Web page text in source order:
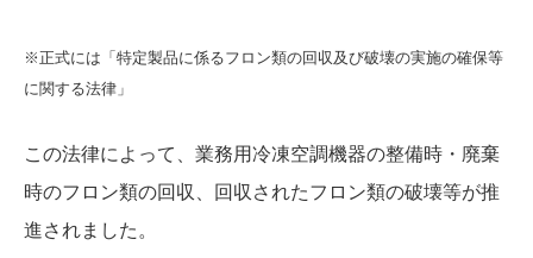
※正式には「特定製品に係るフロン類の回収及び破壊の実施の確保等
に関する法律」
この法律によって、業務用冷凍空調機器の整備時・廃棄
時のフロン類の回収、回収されたフロン類の破壊等が推
進されました。